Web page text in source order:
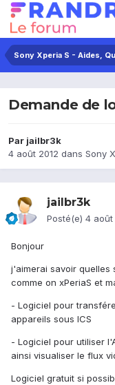
Sony Xperia S - Aides,
Demande de
Par jailbr3k
4 août 2012 dans Sony
jailbr3k
Posté(e) 4 août
Bonjour
j'aimerai savoir quelles
comme on xPeriaS et
- Logiciel pour
appareils sous ICS
- Logiciel pour utiliser
ainsi visualiser le flux
Logiciel gratuit si